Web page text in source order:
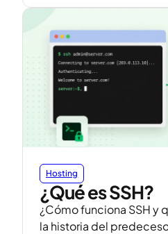
Hosting
¿Qué es SSH?
¿Cómo funciona SSH y
la historia del